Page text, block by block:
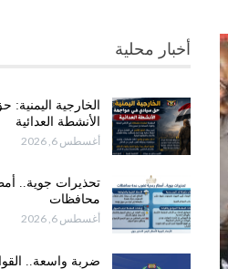
أخبار محلية
الخارجية
الأنشطة العدائية
أغسطس 6, 2026
تحذيرات جوية..
محافظات
أغسطس 6, 2026
ضربة واسعة..